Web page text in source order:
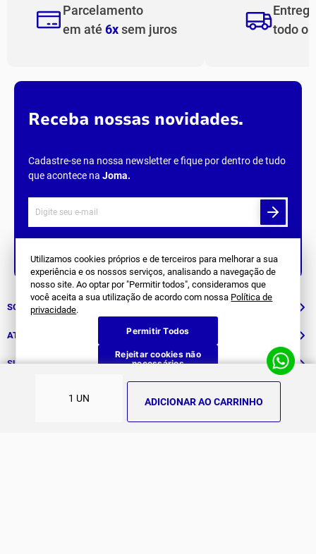
Utilizamos cookies próprios e de terceiros para melhorar a sua
experiência e os nossos serviços, analisando a navegação de
nosso site. Ao optar por "Permitir todos", consideramos que
você aceita a sua utilização de acordo com nossa Política de
privacidade.
Permitir Todos
Rejeitar cookies não
necessários
ADICIONAR AO CARRINHO
Parcelamento
em até 6xsem juros
todo o
Receba nossas novidades.
Cadastre-se na nossa newsletter e fique por dentro de tudo
que acontece na Joma.
Siga Nos
SOBRE NÓS
História
Patrocinados
ATENDIMENTO
Whatsapp
SUPORTE
Quer ser um revendedor?